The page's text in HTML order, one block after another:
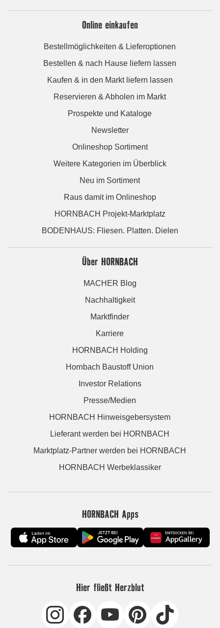
Online einkaufen
Bestellmöglichkeiten & Lieferoptionen
Bestellen & nach Hause liefern lassen
Kaufen & in den Markt liefern lassen
Reservieren & Abholen im Markt
Prospekte und Kataloge
Newsletter
Onlineshop Sortiment
Weitere Kategorien im Überblick
Neu im Sortiment
Raus damit im Onlineshop
HORNBACH Projekt-Marktplatz
BODENHAUS: Fliesen. Platten. Dielen
Über HORNBACH
MACHER Blog
Nachhaltigkeit
Marktfinder
Karriere
HORNBACH Holding
Hornbach Baustoff Union
Investor Relations
Presse/Medien
HORNBACH Hinweisgebersystem
Lieferant werden bei HORNBACH
Marktplatz-Partner werden bei HORNBACH
HORNBACH Werbeklassiker
HORNBACH Apps
Hier fließt Herzblut